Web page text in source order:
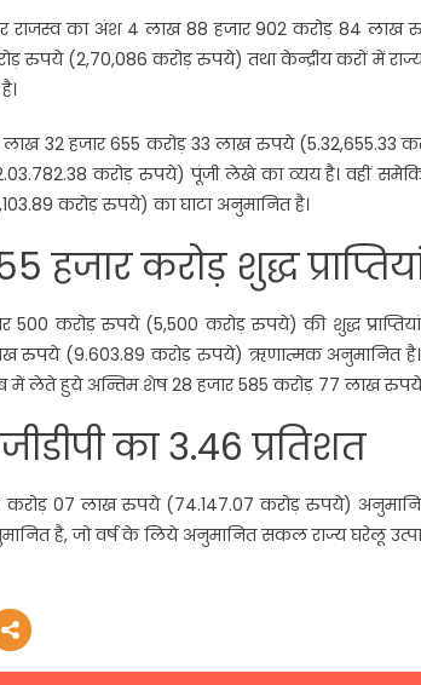
राजस्व का अंश 4 लाख 88 हजार 902 करोड़ 84
रुपये (2,70,086 करोड़ रुपये) तथा केन्द्रीय करों में
लाख 32 हजार 655 करोड़ 33 लाख रुपये
करोड़ रुपये) पूंजी लेखे का व्यय है। वहीं
करोड़ रुपये) का घाटा अनुमानित है।
करोड़ शुद्ध
करोड़ रुपये (5,500 करोड़ रुपये) की शुद्ध
रुपये (9.603.89 करोड़ रुपये) ऋणात्मक अनुमानित
में लेते हुये अन्तिम शेष 28 हजार 585 करोड़ 77 लाख
का 3.46 प्रतिशत
07 लाख रुपये (74.147.07 करोड़ रुपये) अनुमानित
है, जो वर्ष के लिये अनुमानित सकल राज्य घरेलू